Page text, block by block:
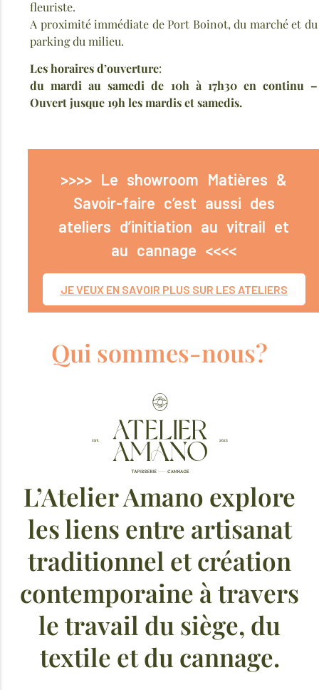
fleuriste.
A proximité immédiate de Port Boinot, du marché et du
parking du milieu.
Les horaires d’ouverture:
du mardi au samedi de 10h à 17h30 en continu –
Ouvert jusque 19h les mardis et samedis.
>>>> Le showroom Matières &
Savoir-faire c’est aussi des
ateliers d’initiation au vitrail et
au cannage <<<<
JE VEUX EN SAVOIR PLUS SUR LES ATELIERS
Qui sommes-nous?
L’Atelier Amano explore
les liens entre artisanat
traditionnel et création
contemporaine à travers
le travail du siège, du
textile et du cannage.